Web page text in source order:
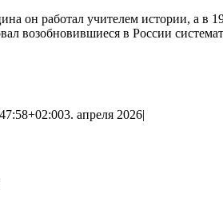
он работал учителем истории, а в
возобновившиеся в России
3. апреля 2026|